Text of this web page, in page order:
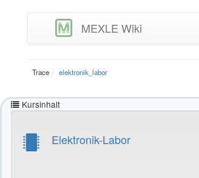
MEXLE Wiki
Trace elektronik_labor
Kursinhalt
Elektronik-Labor